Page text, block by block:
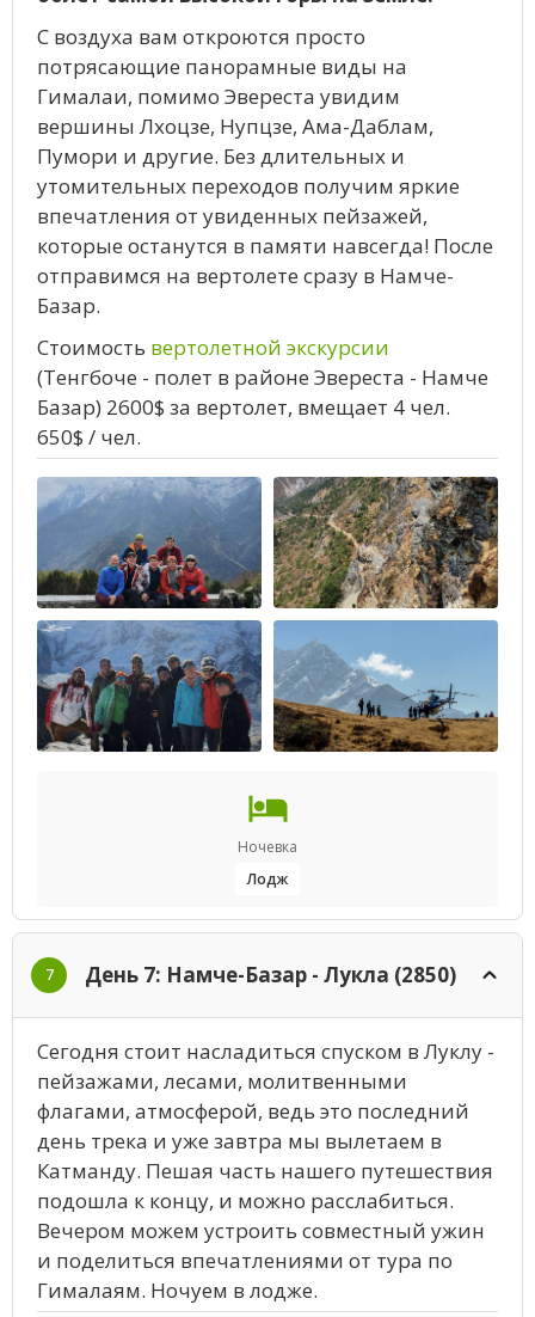
С воздуха вам откроются просто
потрясающие панорамные виды на
Гималаи, помимо Эвереста увидим
вершины Лхоцзе, Нупцзе, Ама-Даблам,
Пумори и другие. Без длительных и
утомительных переходов получим яркие
впечатления от увиденных пейзажей,
которые останутся в памяти навсегда! После
отправимся на вертолете сразу в Намче-
Базар.
Стоимость вертолетной экскурсии
(Тенгбоче - полет в районе Эвереста - Намче
Базар) 2600$ за вертолет, вмещает 4 чел.
650$ / чел.
Ночевка
Лодж
7 День 7: Намче-Базар - Лукла (2850)
Сегодня стоит насладиться спуском в Луклу -
пейзажами, лесами, молитвенными
флагами, атмосферой, ведь это последний
день трека и уже завтра мы вылетаем в
Катманду. Пешая часть нашего путешествия
подошла к концу, и можно расслабиться.
Вечером можем устроить совместный ужин
и поделиться впечатлениями от тура по
Гималаям. Ночуем в лодже.